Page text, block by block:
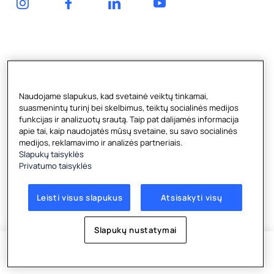
buteliuose
erdvė
Copyright © 2026 Culligan Lithuania UAB
Zietelos g. 3, LT-03160, Vilnius, Lietuvos Respublika
Sąlygos
Privatumo taisyklės Slapukų taisyklės
Slapukų nustatymai
Naudojame slapukus, kad svetainė veiktų tinkamai,
suasmenintų turinį bei skelbimus, teiktų socialinės medijos
funkcijas ir analizuotų srautą. Taip pat dalijamės informacija
apie tai, kaip naudojatės mūsų svetaine, su savo socialinės
medijos, reklamavimo ir analizės partneriais.
Slapukų taisyklės
Privatumo taisyklės
Leisti visus slapukus Atsisakyti visų
Slapukų nustatymai